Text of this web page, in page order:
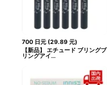
700 日元(29.89 元)
【新品】 エチュード ブリングブ
リングアイ...